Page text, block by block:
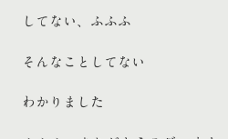
してない、ふふふ
そんなことしてない
わかりました